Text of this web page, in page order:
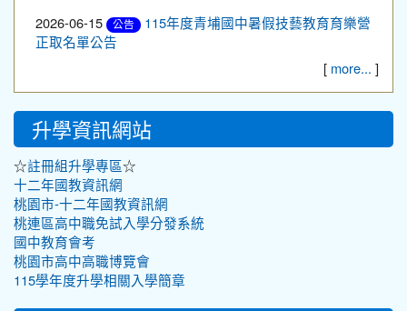
2026-06-15 公告
115年度青埔國中暑假技藝教育育樂營
正取名單公告
[ more... ]
升學資訊網站
☆註冊組升學專區☆
十二年國教資訊網
桃園市-十二年國教資訊網
桃連區高中職免試入學分發系統
國中教育會考
桃園市高中高職博覽會
115學年度升學相關入學簡章